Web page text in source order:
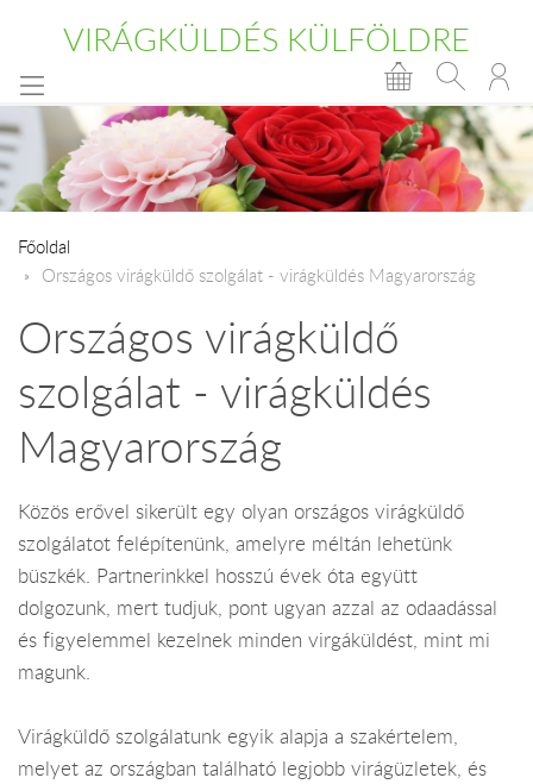
VIRÁGKÜLDÉS KÜLFÖLDRE
Főoldal
Országos virágküldő szolgálat - virágküldés Magyarország
Országos virágküldő
szolgálat - virágküldés
Magyarország
Közös erővel sikerült egy olyan országos virágküldő
szolgálatot felépítenünk, amelyre méltán lehetünk
büszkék. Partnerinkkel hosszú évek óta együtt
dolgozunk, mert tudjuk, pont ugyan azzal az odaadással
és figyelemmel kezelnek minden virgáküldést, mint mi
magunk.
Virágküldő szolgálatunk egyik alapja a szakértelem,
melyet az országban található legjobb virágüzletek, és